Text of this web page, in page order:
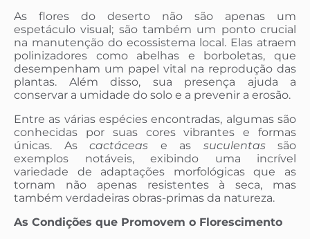
As flores do deserto não são apenas um
espetáculo visual; são também um ponto crucial
na manutenção do ecossistema local. Elas atraem
polinizadores como abelhas e borboletas, que
desempenham um papel vital na reprodução das
plantas. Além disso, sua presença ajuda a
conservar a umidade do solo e a prevenir a erosão.
Entre as várias espécies encontradas, algumas são
conhecidas por suas cores vibrantes e formas
únicas. As cactáceas e as suculentassão
exemplos notáveis, exibindo uma incrível
variedade de adaptações morfológicas que as
tornam não apenas resistentes à seca, mas
também verdadeiras obras-primas da natureza.
As Condições que Promovem o Florescimento